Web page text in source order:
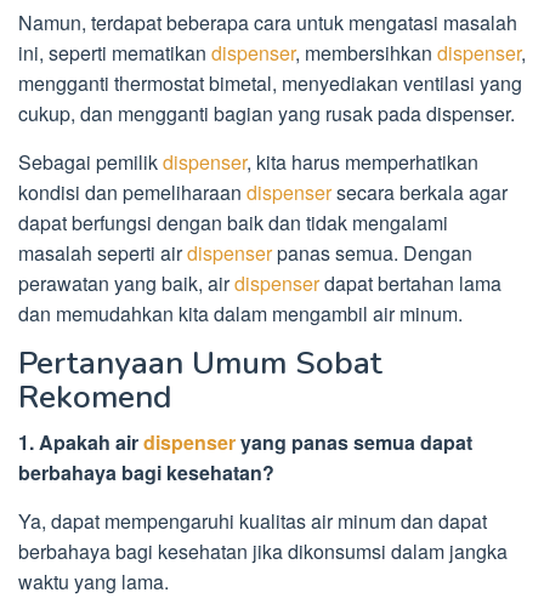
Namun, terdapat beberapa cara untuk mengatasi masalah
ini, seperti mematikan dispenser, membersihkan dispenser,
mengganti thermostat bimetal, menyediakan ventilasi yang
cukup, dan mengganti bagian yang rusak pada dispenser.
Sebagai pemilikdispenser, kita harus memperhatikan
kondisi dan pemeliharaan dispensersecara berkala agar
dapat berfungsi dengan baik dan tidak mengalami
masalah seperti airdispenserpanas semua. Dengan
perawatan yang baik, airdispenserdapat bertahan lama
dan memudahkan kita dalam mengambil air minum.
Pertanyaan Umum Sobat
Rekomend
1. Apakah airdispenseryang panas semua dapat
berbahaya bagi kesehatan?
Ya, dapat mempengaruhi kualitas air minum dan dapat
berbahaya bagi kesehatan jika dikonsumsi dalam jangka
waktu yang lama.